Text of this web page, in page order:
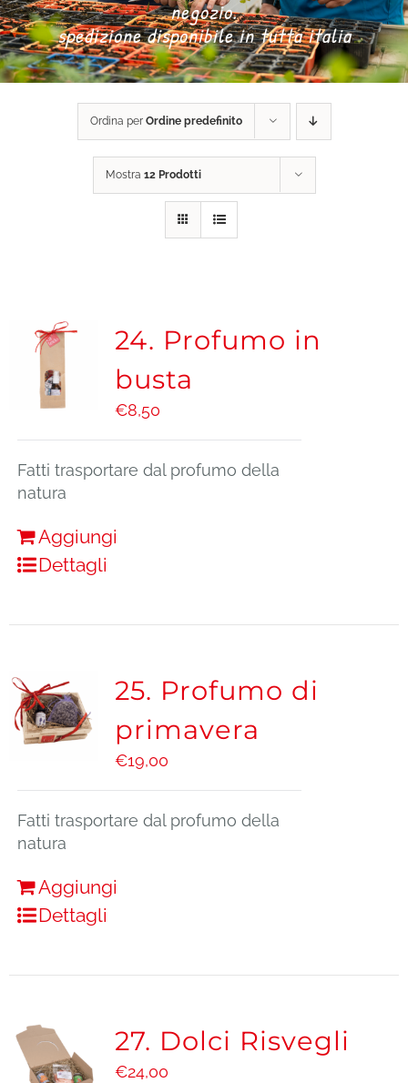
DONA ORA
CARRELLO
negozio.
spedizione disponibile in tutta italia
Ordina per Ordine predefinito
Mostra 12 Prodotti
24. Profumo in
busta
€8,50
Fatti trasportare dal profumo della
natura
Aggiungi
Dettagli
25. Profumo di
primavera
€19,00
Fatti trasportare dal profumo della
natura
Aggiungi
Dettagli
27. Dolci Risvegli
€24,00